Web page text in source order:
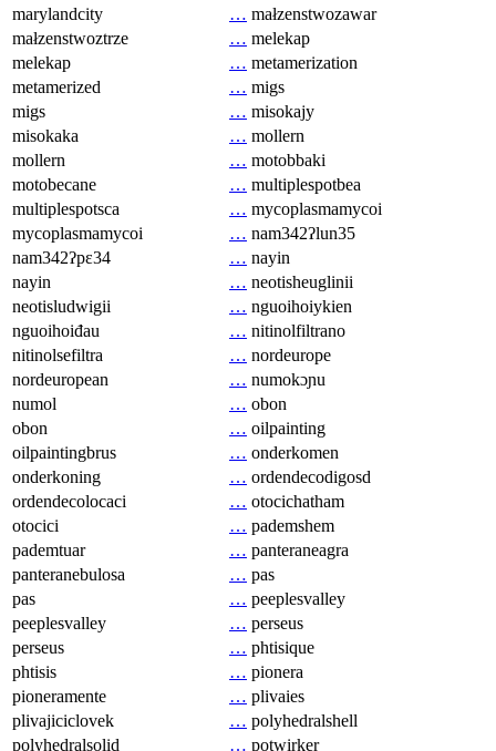
marylandcity
… małzenstwozawar
małzenstwoztrze
… melekap
melekap
… metamerization
metamerized
… migs
migs
… misokajy
misokaka
… mollern
mollern
… motobbaki
motobecane
… multiplespotbea
multiplespotsca
… mycoplasmamycoi
mycoplasmamycoi
… nam342ʔlun35
nam342ʔpɛ34
… nayin
nayin
… neotisheuglinii
neotisludwigii
… nguoihoiykien
nguoihoiđau
… nitinolfiltrano
nitinolsefiltra
… nordeurope
nordeuropean
… numokɔɲu
numol
… obon
obon
… oilpainting
oilpaintingbrus
… onderkomen
onderkoning
… ordendecodigosd
ordendecolocaci
… otocichatham
otocici
… pademshem
pademtuar
… panteraneagra
panteranebulosa
… pas
pas
… peeplesvalley
peeplesvalley
… perseus
perseus
… phtisique
phtisis
… pionera
pioneramente
… plivaies
plivajiciclovek
… polyhedralshell
polyhedralsolid
… potwirker